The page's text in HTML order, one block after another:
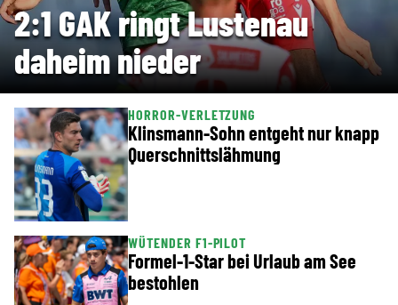
2:1 GAK ringt Lustenau
daheim nieder
HORROR-VERLETZUNG
Klinsmann-Sohn entgeht nur knapp
Querschnittslähmung
WÜTENDER F1-PILOT
Formel-1-Star bei Urlaub am See
bestohlen